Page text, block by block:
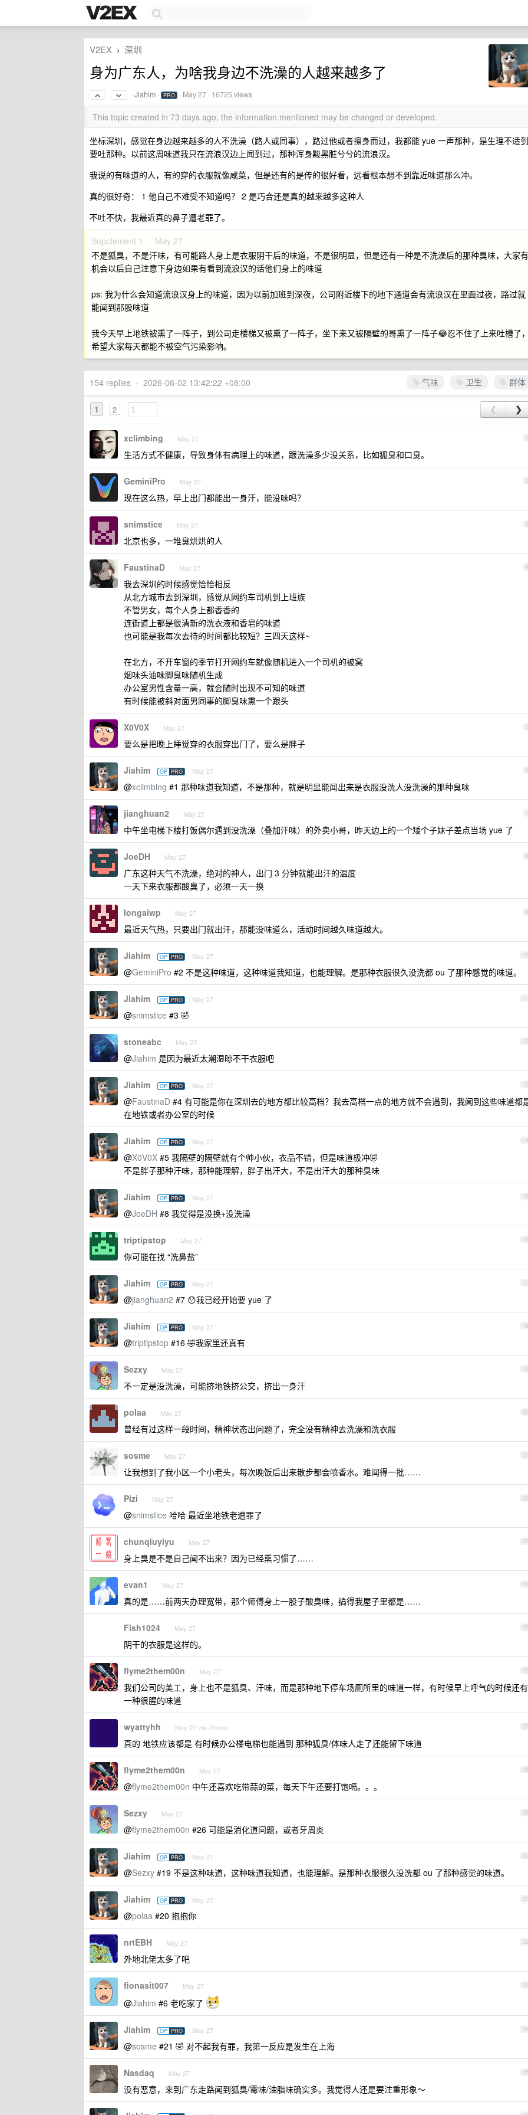
V2EX › 深圳
身为广东人，为啥我身边不洗澡的人越来越多了
Jiahim · PRO · May 27 · 16725 views
This topic created in 73 days ago, the information mentioned may be changed or developed.
坐标深圳，感觉在身边越来越多的人不洗澡（路人或同事），路过他或者擦身而过，我都能 yue 一声那种，是生理不适到
要吐那种。以前这周味道我只在流浪汉边上闻到过，那种浑身黢黑脏兮兮的流浪汉。
我说的有味道的人，有的穿的衣服就像咸菜，但是还有的是传的很好看，远看根本想不到靠近味道那么冲。
真的很好奇： 1 他自己不难受不知道吗？ 2 是巧合还是真的越来越多这种人
不吐不快，我最近真的鼻子遭老罪了。
Supplement 1 · May 27
不是狐臭，不是汗味，有可能路人身上是衣服阴干后的味道，不是很明显，但是还有一种是不洗澡后的那种臭味，大家有
机会以后自己注意下身边如果有看到流浪汉的话他们身上的味道
ps: 我为什么会知道流浪汉身上的味道，因为以前加班到深夜，公司附近楼下的地下通道会有流浪汉在里面过夜，路过就
能闻到那股味道
我今天早上地铁被熏了一阵子，到公司走楼梯又被熏了一阵子，坐下来又被隔壁的哥熏了一阵子😂忍不住了上来吐槽了，
希望大家每天都能不被空气污染影响。
气味 卫生 群体
154 replies • 2026-06-02 13:42:22 +08:00
1 2 ❮ ❯
1
xclimbing May 27
生活方式不健康，导致身体有病理上的味道，跟洗澡多少没关系，比如狐臭和口臭。
2
GeminiPro May 27
现在这么热，早上出门都能出一身汗，能没味吗？
3
snimstice May 27
北京也多，一堆臭烘烘的人
4
FaustinaD May 27
我去深圳的时候感觉恰恰相反
从北方城市去到深圳，感觉从网约车司机到上班族
不管男女，每个人身上都香香的
连街道上都是很清新的洗衣液和香皂的味道
也可能是我每次去待的时间都比较短？三四天这样~
在北方，不开车窗的季节打开网约车就像随机进入一个司机的被窝
烟味头油味脚臭味随机生成
办公室男性含量一高，就会随时出现不可知的味道
有时候能被斜对面男同事的脚臭味熏一个跟头
5
X0V0X May 27
要么是把晚上睡觉穿的衣服穿出门了，要么是胖子
6
Jiahim OP PRO May 27
@xclimbing #1 那种味道我知道，不是那种，就是明显能闻出来是衣服没洗人没洗澡的那种臭味
7
jianghuan2 May 27
中午坐电梯下楼打饭偶尔遇到没洗澡（叠加汗味）的外卖小哥，昨天边上的一个矮个子妹子差点当场 yue 了
8
JoeDH May 27
广东这种天气不洗澡，绝对的神人，出门 3 分钟就能出汗的温度
一天下来衣服都酸臭了，必须一天一换
9
longaiwp May 27
最近天气热，只要出门就出汗，那能没味道么，活动时间越久味道越大。
10
Jiahim OP PRO May 27
@GeminiPro #2 不是这种味道，这种味道我知道，也能理解。是那种衣服很久没洗都 ou 了那种感觉的味道。
11
Jiahim OP PRO May 27
@snimstice #3 🤣
12
stoneabc May 27
@Jiahim 是因为最近太潮湿晾不干衣服吧
13
Jiahim OP PRO May 27
@FaustinaD #4 有可能是你在深圳去的地方都比较高档？我去高档一点的地方就不会遇到，我闻到这些味道都
在地铁或者办公室的时候
14
Jiahim OP PRO May 27
@X0V0X #5 我隔壁的隔壁就有个帅小伙，衣品不错，但是味道极冲🤣
不是胖子那种汗味，那种能理解，胖子出汗大，不是出汗大的那种臭味
15
Jiahim OP PRO May 27
@JoeDH #8 我觉得是没换+没洗澡
16
triptipstop May 27
你可能在找 “洗鼻盐”
17
Jiahim OP PRO May 27
@jianghuan2 #7 😯我已经开始要 yue 了
18
Jiahim OP PRO May 27
@triptipstop #16 🤣我家里还真有
19
Sezxy May 27
不一定是没洗澡，可能挤地铁挤公交，挤出一身汗
20
polaa May 27
曾经有过这样一段时间，精神状态出问题了，完全没有精神去洗澡和洗衣服
21
sosme May 27
让我想到了我小区一个小老头，每次晚饭后出来散步都会喷香水。难闻得一批……
22
Pizi May 27
@snimstice 哈哈 最近坐地铁老遭罪了
23
chunqiuyiyu May 27
身上臭是不是自己闻不出来？因为已经熏习惯了……
24
evan1 May 27
真的是……前两天办理宽带，那个师傅身上一股子酸臭味，搞得我屋子里都是……
25
Fish1024 May 27
阴干的衣服是这样的。
26
flyme2them00n May 27
我们公司的美工，身上也不是狐臭、汗味，而是那种地下停车场厕所里的味道一样，有时候早上呼气的时候还有
一种很腥的味道
27
wyattyhh May 27 via iPhone
真的 地铁应该都是 有时候办公楼电梯也能遇到 那种狐臭/体味人走了还能留下味道
28
flyme2them00n May 27
@flyme2them00n 中午还喜欢吃带蒜的菜，每天下午还要打饱嗝。。。
29
Sezxy May 27
@flyme2them00n #26 可能是消化道问题，或者牙周炎
30
Jiahim OP PRO May 27
@Sezxy #19 不是这种味道，这种味道我知道，也能理解。是那种衣服很久没洗都 ou 了那种感觉的味道。
31
Jiahim OP PRO May 27
@polaa #20 抱抱你
32
nrtEBH May 27
外地北佬太多了吧
33
fionasit007 May 27
@Jiahim #6 老吃家了
34
Jiahim OP PRO May 27
@sosme #21 🤣 对不起我有罪，我第一反应是发生在上海
35
Nasdaq May 27
没有恶意，来到广东走路闻到狐臭/霉味/油脂味确实多。我觉得人还是要注重形象～